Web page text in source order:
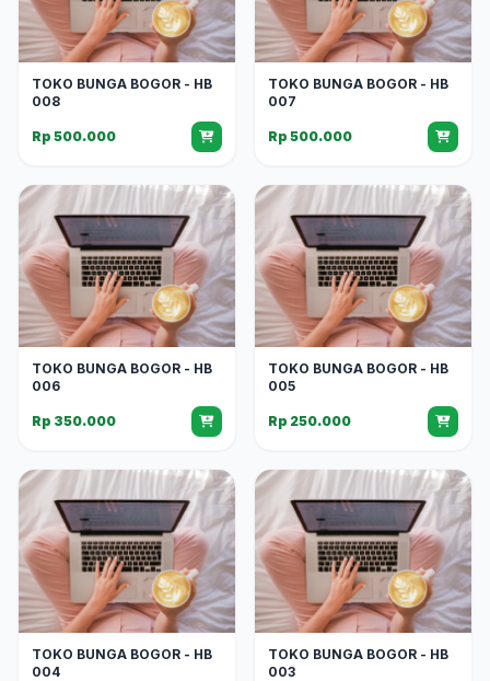
TOKO BUNGA BOGOR - HB
008
Rp 500.000
TOKO BUNGA BOGOR - HB
007
Rp 500.000
TOKO BUNGA BOGOR - HB
006
Rp 350.000
TOKO BUNGA BOGOR - HB
005
Rp 250.000
TOKO BUNGA BOGOR - HB
004
TOKO BUNGA BOGOR - HB
003